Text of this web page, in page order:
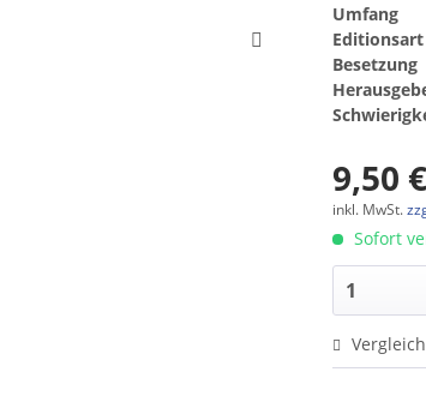
Umfang
Editionsart
Besetzung
9,50
inkl. MwSt.
Sofort